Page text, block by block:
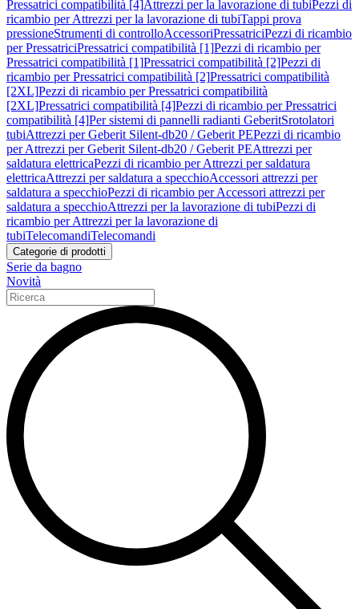
Pressatrici compatibilità [4]Attrezzi per la lavorazione di tubiPezzi di
ricambio per Attrezzi per la lavorazione di tubiTappi prova
pressioneStrumenti di controlloAccessoriPressatriciPezzi di ricambio
per PressatriciPressatrici compatibilità [1]Pezzi di ricambio per
Pressatrici compatibilità [1]Pressatrici compatibilità [2]Pezzi di
ricambio per Pressatrici compatibilità [2]Pressatrici compatibilità
[2XL]Pezzi di ricambio per Pressatrici compatibilità
[2XL]Pressatrici compatibilità [4]Pezzi di ricambio per Pressatrici
compatibilità [4]Per sistemi di pannelli radianti GeberitSrotolatori
tubiAttrezzi per Geberit Silent-db20 / Geberit PEPezzi di ricambio
per Attrezzi per Geberit Silent-db20 / Geberit PEAttrezzi per
saldatura elettricaPezzi di ricambio per Attrezzi per saldatura
elettricaAttrezzi per saldatura a specchioAccessori attrezzi per
saldatura a specchioPezzi di ricambio per Accessori attrezzi per
saldatura a specchioAttrezzi per la lavorazione di tubiPezzi di
ricambio per Attrezzi per la lavorazione di
tubiTelecomandiTelecomandi
Categorie di prodotti
Serie da bagno
Novità